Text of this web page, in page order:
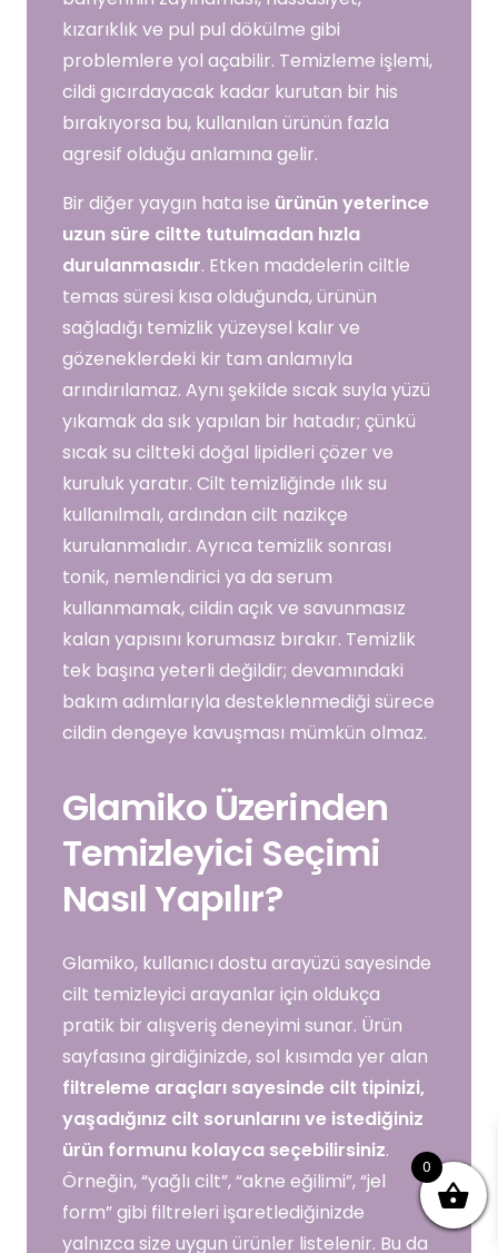
kızarıklık ve pul pul dökülme gibi
problemlere yol açabilir. Temizleme işlemi,
cildi gıcırdayacak kadar kurutan bir his
bırakıyorsa bu, kullanılan ürünün fazla
agresif olduğu anlamına gelir.
Bir diğer yaygın hata ise ürünün yeterince
uzun süre ciltte tutulmadan hızla
durulanmasıdır. Etken maddelerin ciltle
temas süresi kısa olduğunda, ürünün
sağladığı temizlik yüzeysel kalır ve
gözeneklerdeki kir tam anlamıyla
arındırılamaz. Aynı şekilde sıcak suyla yüzü
yıkamak da sık yapılan bir hatadır; çünkü
sıcak su ciltteki doğal lipidleri çözer ve
kuruluk yaratır. Cilt temizliğinde ılık su
kullanılmalı, ardından cilt nazikçe
kurulanmalıdır. Ayrıca temizlik sonrası
tonik, nemlendirici ya da serum
kullanmamak, cildin açık ve savunmasız
kalan yapısını korumasız bırakır. Temizlik
tek başına yeterli değildir; devamındaki
bakım adımlarıyla desteklenmediği sürece
cildin dengeye kavuşması mümkün olmaz.
Glamiko Üzerinden
Temizleyici Seçimi
Nasıl Yapılır?
Glamiko, kullanıcı dostu arayüzü sayesinde
cilt temizleyici arayanlar için oldukça
pratik bir alışveriş deneyimi sunar. Ürün
sayfasına girdiğinizde, sol kısımda yer alan
filtreleme araçları sayesinde cilt tipinizi,
yaşadığınız cilt sorunlarını ve istediğiniz
ürün formunu kolayca seçebilirsiniz.
Örneğin, “yağlı cilt”, “akne eğilimi”, “jel
form” gibi filtreleri işaretlediğinizde
yalnızca size uygun ürünler listelenir. Bu da
0